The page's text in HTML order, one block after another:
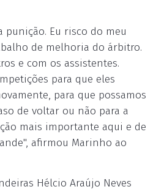
punição. Eu risco do meu
de melhoria do árbitro.
e com os assistentes.
para que eles
para que possamos
de voltar ou não para a
mais importante aqui e de
afirmou Marinho ao
Hélcio Araújo Neves